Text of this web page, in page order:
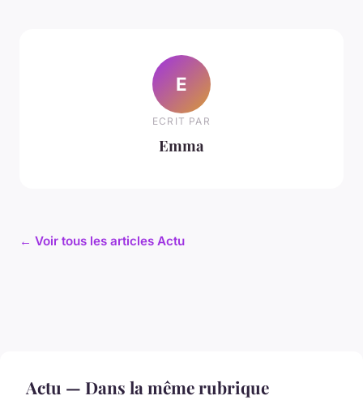
E
ECRIT PAR
Emma
← Voir tous les articles Actu
Actu — Dans la même rubrique